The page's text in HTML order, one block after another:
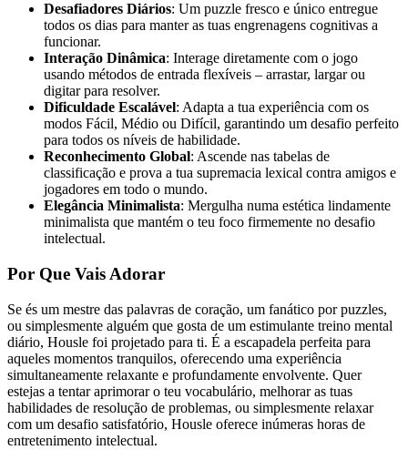
Desafiadores Diários: Um puzzle fresco e único entregue
todos os dias para manter as tuas engrenagens cognitivas a
funcionar.
Interação Dinâmica: Interage diretamente com o jogo
usando métodos de entrada flexíveis – arrastar, largar ou
digitar para resolver.
Dificuldade Escalável: Adapta a tua experiência com os
modos Fácil, Médio ou Difícil, garantindo um desafio perfeito
para todos os níveis de habilidade.
Reconhecimento Global: Ascende nas tabelas de
classificação e prova a tua supremacia lexical contra amigos e
jogadores em todo o mundo.
Elegância Minimalista: Mergulha numa estética lindamente
minimalista que mantém o teu foco firmemente no desafio
intelectual.
Por Que Vais Adorar
Se és um mestre das palavras de coração, um fanático por puzzles,
ou simplesmente alguém que gosta de um estimulante treino mental
diário, Housle foi projetado para ti. É a escapadela perfeita para
aqueles momentos tranquilos, oferecendo uma experiência
simultaneamente relaxante e profundamente envolvente. Quer
estejas a tentar aprimorar o teu vocabulário, melhorar as tuas
habilidades de resolução de problemas, ou simplesmente relaxar
com um desafio satisfatório, Housle oferece inúmeras horas de
entretenimento intelectual.